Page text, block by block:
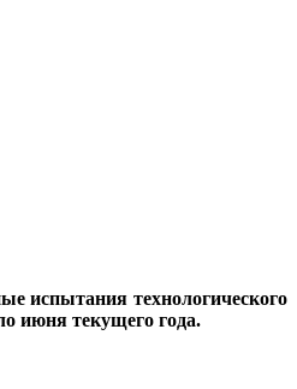
испытания технологического
июня текущего года.